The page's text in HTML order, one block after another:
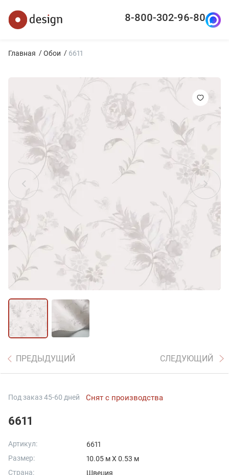
8-800-302-96-80
Главная Обои 6611
ПРЕДЫДУЩИЙ СЛЕДУЮЩИЙ
Под заказ 45-60 дней Снят с производства
6611
Артикул:
6611
Размер:
10.05 м X 0.53 м
Страна:
Швеция